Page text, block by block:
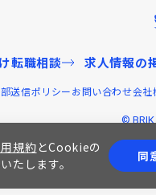
転職相談 求人情報の
送信ポリシーお問い合わせ会社
© BRIK
規約 とCookieの
たします。
同